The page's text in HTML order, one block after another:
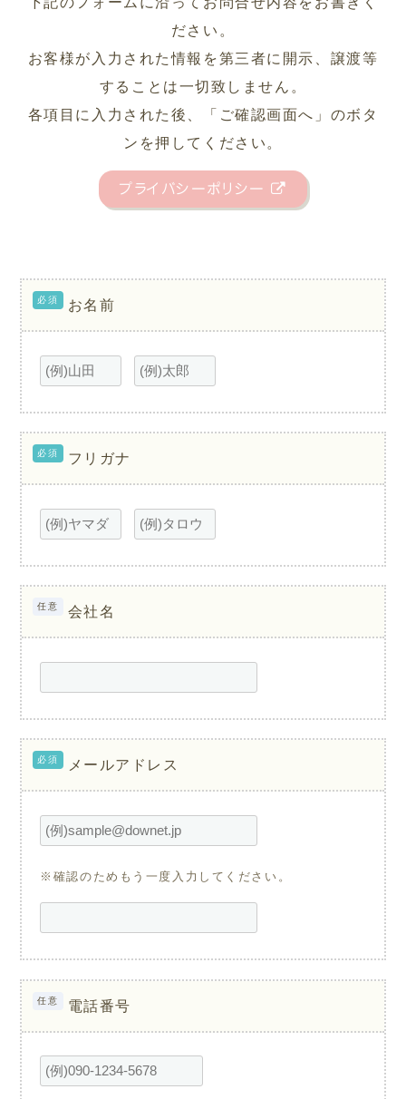
ださい。
お客様が入力された情報を第三者に開示、譲渡等
することは一切致しません。
各項目に入力された後、「ご確認画面へ」のボタ
ンを押してください。
プライバシーポリシー
必須 お名前
必須 フリガナ
任意 会社名
必須 メールアドレス
※確認のためもう一度入力してください。
任意 電話番号